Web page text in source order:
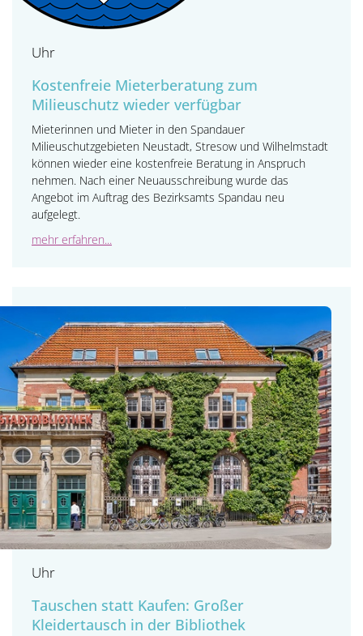
Uhr
Kostenfreie Mieterberatung zum
Milieuschutz wieder verfügbar
Mieterinnen und Mieter in den Spandauer
Milieuschutzgebieten Neustadt, Stresow und Wilhelmstadt
können wieder eine kostenfreie Beratung in Anspruch
nehmen. Nach einer Neuausschreibung wurde das
Angebot im Auftrag des Bezirksamts Spandau neu
aufgelegt.
mehr erfahren...
Uhr
Tauschen statt Kaufen: Großer
Kleidertausch in der Bibliothek